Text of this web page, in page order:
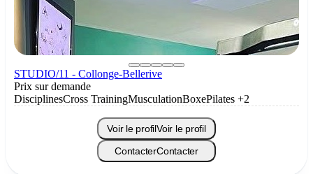
STUDIO/11 - Collonge-Bellerive
Prix sur demande
DisciplinesCross TrainingMusculationBoxePilates +2
Voir le profilVoir le profil
ContacterContacter